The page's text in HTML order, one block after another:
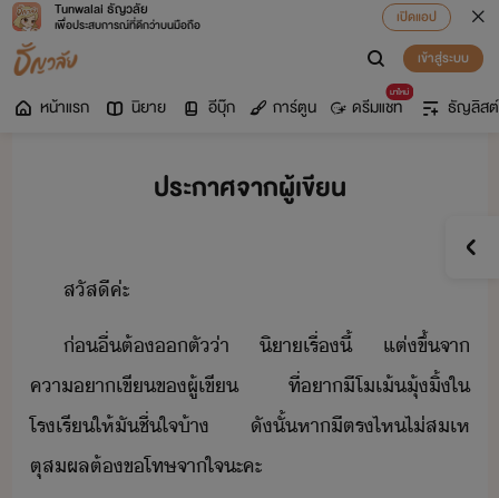
Tunwalai ธัญวลัย
เพื่อประสบการณ์ที่ดีกว่าบนมือถือ
เปิดแอป
เข้าสู่ระบบ
หน้าแรก นิยาย อีบุ๊ก การ์ตูน
มาใหม่
ดรีมแชท ธัญลิสต์
ประกาศจากผู้เขียน
​​สัสี​ค่ะ
่ื่​ต้​ตั​่า​ ​ิา​เรื่​ี้​ ​แต่​ขึ้​จา​
คาา​เขี​ข​ผู้เขี​ ​ที่​า​ี​โเ​้​ุ​้​ิ​้​ใ​
โรเรี​ให้​ั​ชื่ใจ​้า​ ​ัั้​หา​ีต​ร​ไห​ไ่​สเห
ตุสผล​ต้​ขโทษ​จา​ใจ​ะคะ